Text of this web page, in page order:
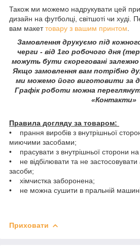
Також ми можемо надрукувати цей
дизайн на футболці, світшоті чи худі.
вам макеттовару з вашим принтом
Замовлення друкуємо під
черги - від 1го робочого дня
можуть бути скореговані залежно
Якщо замовлення вам потрібно
ми можемо його виготовити за
Графік роботи можна
«Контакти»
Правила догляду за товаром:
• прання виробів з внутрішньої
миючими засобами;
• прасувати з внутрішньої сторони на
• не відбілювати та не застосовувати
засоби;
• хімчистка заборонена;
• не можна сушити в пральній машині
Приховати